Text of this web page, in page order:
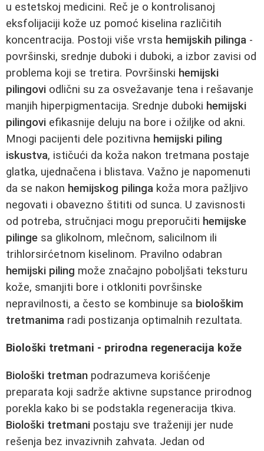
u estetskoj medicini. Reč je o kontrolisanoj
eksfolijaciji kože uz pomoć kiselina različitih
koncentracija. Postoji više vrsta hemijskih pilinga -
površinski, srednje duboki i duboki, a izbor zavisi od
problema koji se tretira. Površinski hemijski
pilingovi odlični su za osvežavanje tena i rešavanje
manjih hiperpigmentacija. Srednje duboki hemijski
pilingovi efikasnije deluju na bore i ožiljke od akni.
Mnogi pacijenti dele pozitivna hemijski piling
iskustva, ističući da koža nakon tretmana postaje
glatka, ujednačena i blistava. Važno je napomenuti
da se nakon hemijskog pilinga koža mora pažljivo
negovati i obavezno štititi od sunca. U zavisnosti
od potreba, stručnjaci mogu preporučiti hemijske
pilinge sa glikolnom, mlečnom, salicilnom ili
trihlorsirćetnom kiselinom. Pravilno odabran
hemijski piling može značajno poboljšati teksturu
kože, smanjiti bore i otkloniti površinske
nepravilnosti, a često se kombinuje sa biološkim
tretmanima radi postizanja optimalnih rezultata.
Biološki tretmani - prirodna regeneracija kože
Biološki tretman podrazumeva korišćenje
preparata koji sadrže aktivne supstance prirodnog
porekla kako bi se podstakla regeneracija tkiva.
Biološki tretmani postaju sve traženiji jer nude
rešenja bez invazivnih zahvata. Jedan od